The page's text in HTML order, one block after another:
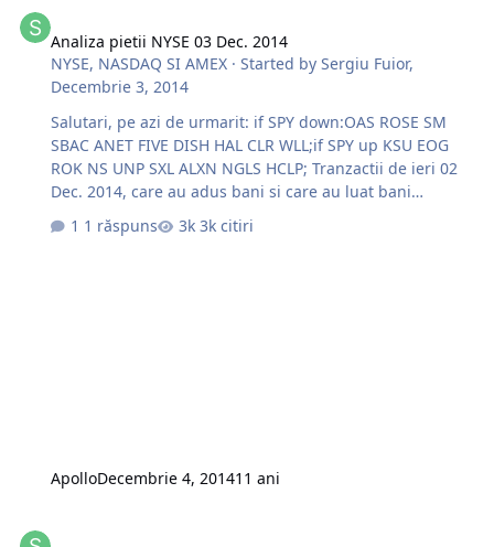
Analiza pietii NYSE 03 Dec. 2014
NYSE, NASDAQ SI AMEX · Started bySergiu Fuior,
Decembrie 3, 2014
Salutari, pe azi de urmarit: if SPY down:OAS ROSE SM
SBAC ANET FIVE DISH HAL CLR WLL;if SPY up KSU EOG
ROK NS UNP SXL ALXN NGLS HCLP; Tranzactii de ieri 02
Dec. 2014, care au adus bani si care au luat bani
http://s29.postimg.org/56djzcb0z/image.jpghttp://s24.po
stimg.org/sk7r5vh01/image.jpg $TXT, tranzactie in
1 răspuns 3k citiri
ApolloDecembrie 4, 201411 ani